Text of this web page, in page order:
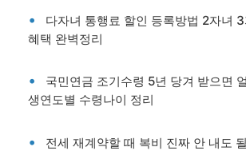
다자녀 통행료 할인 등록방법 2자녀
혜택 완벽정리
국민연금 조기수령 5년 당겨 받으면
생연도별 수령나이 정리
전세 재계약할 때 복비 진짜 안 내도